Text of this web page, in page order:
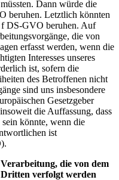
Dann würde die
beruhen. Letztlich könnten
DS-GVO beruhen. Auf
die von
erfasst werden, wenn die
Interesses unseres
ist, sofern die
des Betroffenen nicht
sind uns insbesondere
Gesetzgeber
die Auffassung, dass
sein könnte, wenn die
ist
die von dem
verfolgt werden